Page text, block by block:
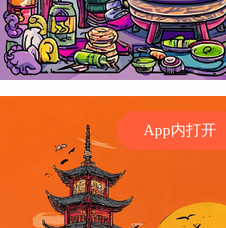
App内打开